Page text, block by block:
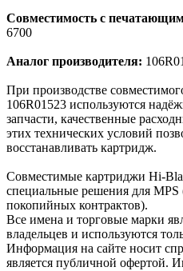
Совместимость с
6700
Аналог производителя:
При производстве
106R01523 используются
запчасти, качественные
этих технических условий
восстанавливать картридж.
Cовместимые картриджи Hi-
специальные решения для
покопийных контрактов).
Все имена и торговые марки
владельцев и используются
Информация на сайте носит
является публичной офертой.